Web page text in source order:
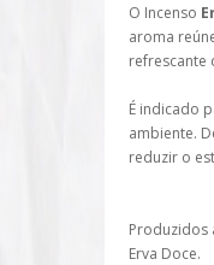
O Incenso
aroma
refrescante
É indicado
ambiente.
reduzir o
Produzidos
Erva Doce.